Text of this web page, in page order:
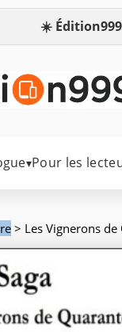
☀️
▾Pour les
> Les Vignerons